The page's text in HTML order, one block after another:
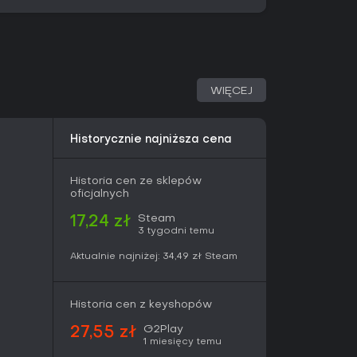
dynamicznej akcji czy zawiłych fabuł - jej siła
z regrywalnością dzięki zróżnicowanym
WIĘCEJ
Historycznie najniższa cena
Historia cen ze sklepów
oficjalnych
17,24 zł Steam
3 tygodni temu
Aktualnie najniżej: 34,49 zł Steam
Historia cen z keyshopów
27,55 zł G2Play
1 miesięcy temu